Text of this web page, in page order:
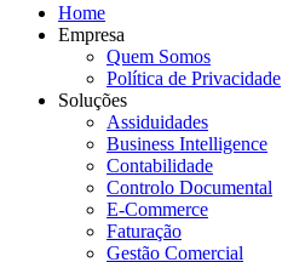
Home
Empresa
Quem Somos
Política de Privacidade
Soluções
Assiduidades
Business Intelligence
Contabilidade
Controlo Documental
E-Commerce
Faturação
Gestão Comercial